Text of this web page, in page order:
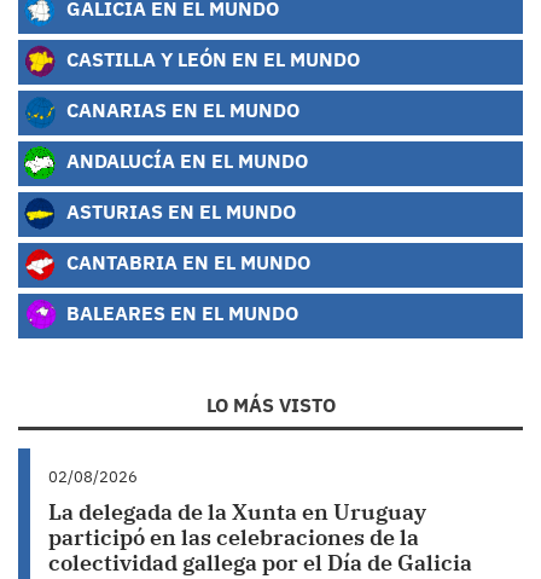
GALICIA EN EL MUNDO
CASTILLA Y LEÓN EN EL MUNDO
CANARIAS EN EL MUNDO
ANDALUCÍA EN EL MUNDO
ASTURIAS EN EL MUNDO
CANTABRIA EN EL MUNDO
BALEARES EN EL MUNDO
LO MÁS VISTO
02/08/2026
La delegada de la Xunta en Uruguay
participó en las celebraciones de la
colectividad gallega por el Día de Galicia